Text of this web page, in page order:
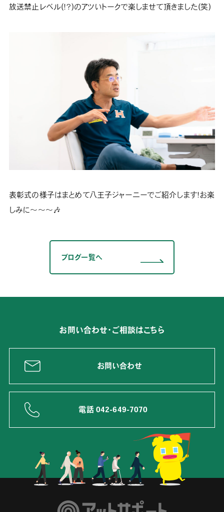
放送禁止レベル(！？)のアツいトークで楽しませて頂きました(笑)
表彰式の様子はまとめて八王子ジャーニーでご紹介します！お楽
しみに～～～🎶
ブログ一覧へ
お問い合わせ・ご相談はこちら
お問い合わせ
電話 042-649-7070